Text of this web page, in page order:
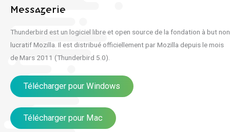
Messagerie
Thunderbird est un logiciel libre et open source de la fondation à but non
lucratif Mozilla. Il est distribué officiellement par Mozilla depuis le mois
de Mars 2011 (Thunderbird 5.0).
Télécharger pour Windows
Télécharger pour Mac